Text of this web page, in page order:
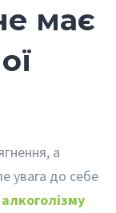
має
а
увага до себе